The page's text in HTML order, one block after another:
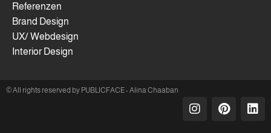
Referenzen
Brand Design
UX/ Webdesign
Interior Design
© All rights reserved by PUBLICFACE - Alina Chaaban